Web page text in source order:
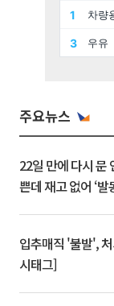
주요뉴스
22일 만에 다시
쁜데 재고 없어 ‘
입추매직 '불발',
시태그]